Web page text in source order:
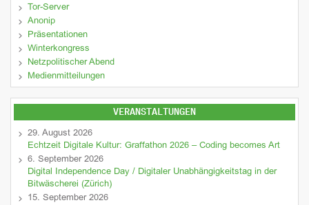
Tor-Server
Anonip
Präsentationen
Winterkongress
Netzpolitischer Abend
Medienmitteilungen
VERANSTALTUNGEN
29. August 2026
Echtzeit Digitale Kultur: Graffathon 2026 – Coding becomes Art
6. September 2026
Digital Independence Day / Digitaler Unabhängigkeitstag in der
Bitwäscherei (Zürich)
15. September 2026